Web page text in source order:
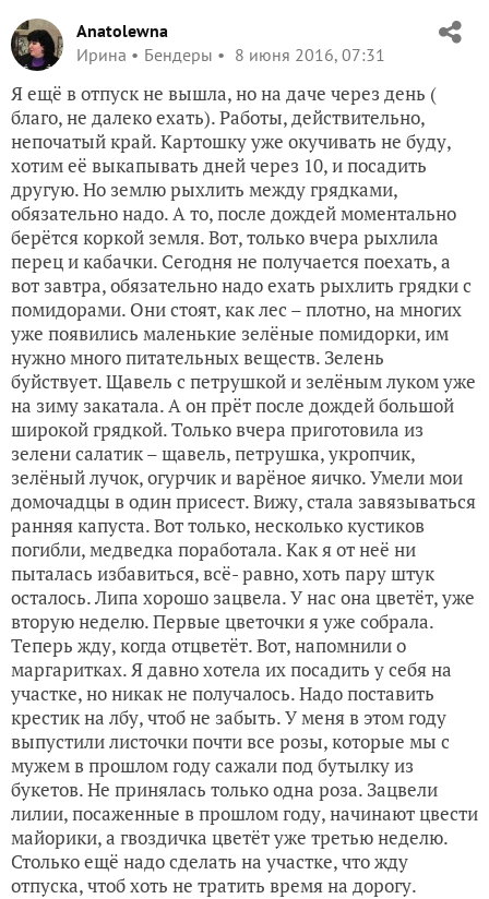
Anatolewna
Ирина
Бендеры 8 июня 2016, 07:31
Я ещё в отпуск не вышла, но на даче через день (
благо, не далеко ехать). Работы, действительно,
непочатый край. Картошку уже окучивать не буду,
хотим её выкапывать дней через 10, и посадить
другую. Но землю рыхлить между грядками,
обязательно надо. А то, после дождей моментально
берётся коркой земля. Вот, только вчера рыхлила
перец и кабачки. Сегодня не получается поехать, а
вот завтра, обязательно надо ехать рыхлить грядки с
помидорами. Они стоят, как лес – плотно, на многих
уже появились маленькие зелёные помидорки, им
нужно много питательных веществ. Зелень
буйствует. Щавель с петрушкой и зелёным луком уже
на зиму закатала. А он прёт после дождей большой
широкой грядкой. Только вчера приготовила из
зелени салатик – щавель, петрушка, укропчик,
зелёный лучок, огурчик и варёное яичко. Умели мои
домочадцы в один присест. Вижу, стала завязываться
ранняя капуста. Вот только, несколько кустиков
погибли, медведка поработала. Как я от неё ни
пыталась избавиться, всё- равно, хоть пару штук
осталось. Липа хорошо зацвела. У нас она цветёт, уже
вторую неделю. Первые цветочки я уже собрала.
Теперь жду, когда отцветёт. Вот, напомнили о
маргаритках. Я давно хотела их посадить у себя на
участке, но никак не получалось. Надо поставить
крестик на лбу, чтоб не забыть. У меня в этом году
выпустили листочки почти все розы, которые мы с
мужем в прошлом году сажали под бутылку из
букетов. Не принялась только одна роза. Зацвели
лилии, посаженные в прошлом году, начинают цвести
майорики, а гвоздичка цветёт уже третью неделю.
Столько ещё надо сделать на участке, что жду
отпуска, чтоб хоть не тратить время на дорогу.